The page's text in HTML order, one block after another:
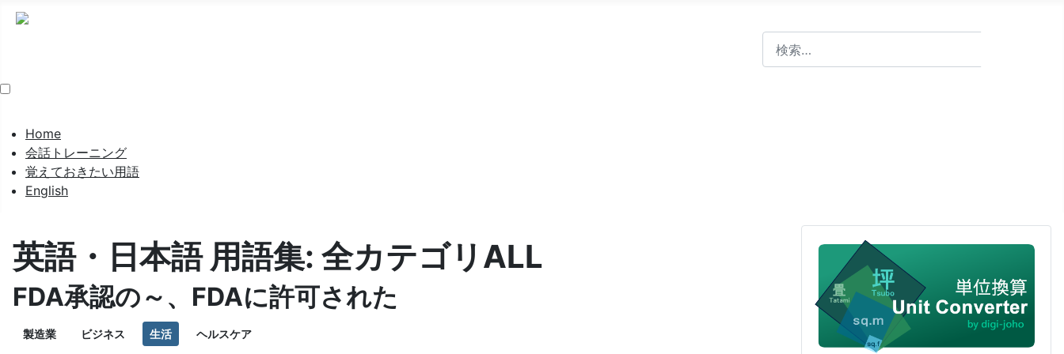
Home
会話トレーニング
覚えておきたい用語
English
英語・日本語 用語集: 全カテゴリALL
FDA承認の～、FDAに許可された
製造業 ビジネス 生活 ヘルスケア